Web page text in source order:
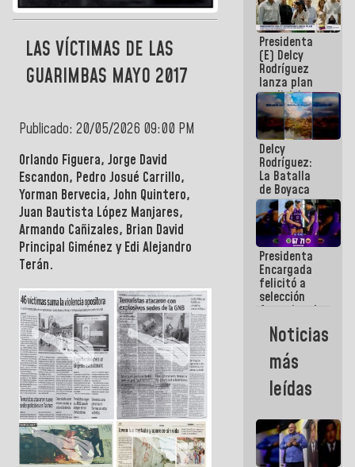
LAS VÍCTIMAS DE LAS
GUARIMBAS MAYO 2017
Publicado: 20/05/2026 09:00 PM
Orlando Figuera, Jorge David
Escandon, Pedro Josué Carrillo,
Yorman Bervecia, John Quintero,
Juan Bautista López Manjares,
Armando Cañizales, Brian David
Principal Giménez y Edi Alejandro
Terán.
para
atención de
emergencia
sísmica en
la última
semana
Presidenta
(E) Delcy
Rodríguez
lanza plan
crediticio
con subsidio
a Juntas de
Condominio
Delcy
Rodríguez:
La Batalla
de Boyaca
representa
un capítulo
decisivo en
la gesta
emancipadora
de nuestra
América
Presidenta
Encargada
felicitó a
selección
femenina de
baloncesto
por su
clasificación
a la
AmeriCup
2027
Noticias
más
leídas